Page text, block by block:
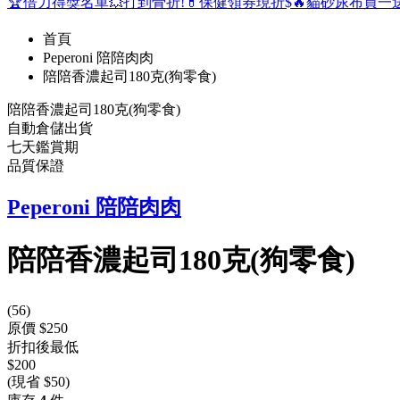
首頁
Peperoni 陪陪肉肉
陪陪香濃起司180克(狗零食)
陪陪香濃起司180克(狗零食)
自動倉儲出貨
七天鑑賞期
品質保證
Peperoni 陪陪肉肉
陪陪香濃起司180克(狗零食)
(56)
原價 $250
折扣後最低
$200
(現省 $50)